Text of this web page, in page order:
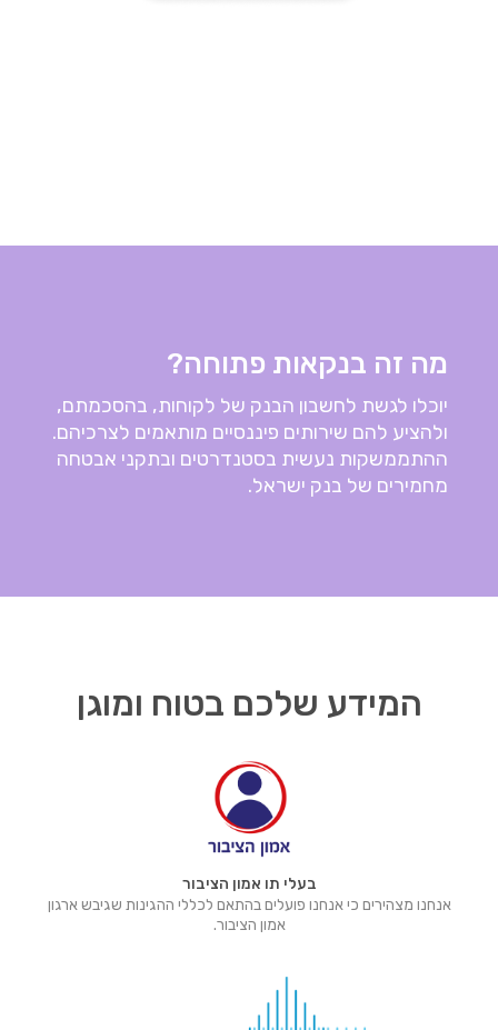
מה זה בנקאות פתוחה?
יוכלו לגשת לחשבון הבנק של לקוחות, בהסכמתם,
ולהציע להם שירותים פיננסיים מותאמים לצרכיהם.
ההתממשקות נעשית בסטנדרטים ובתקני אבטחה
מחמירים של בנק ישראל.
המידע שלכם בטוח ומוגן
בעלי תו אמון הציבור
אנחנו מצהירים כי אנחנו פועלים בהתאם לכללי ההגינות שגיבש ארגון
אמון הציבור.